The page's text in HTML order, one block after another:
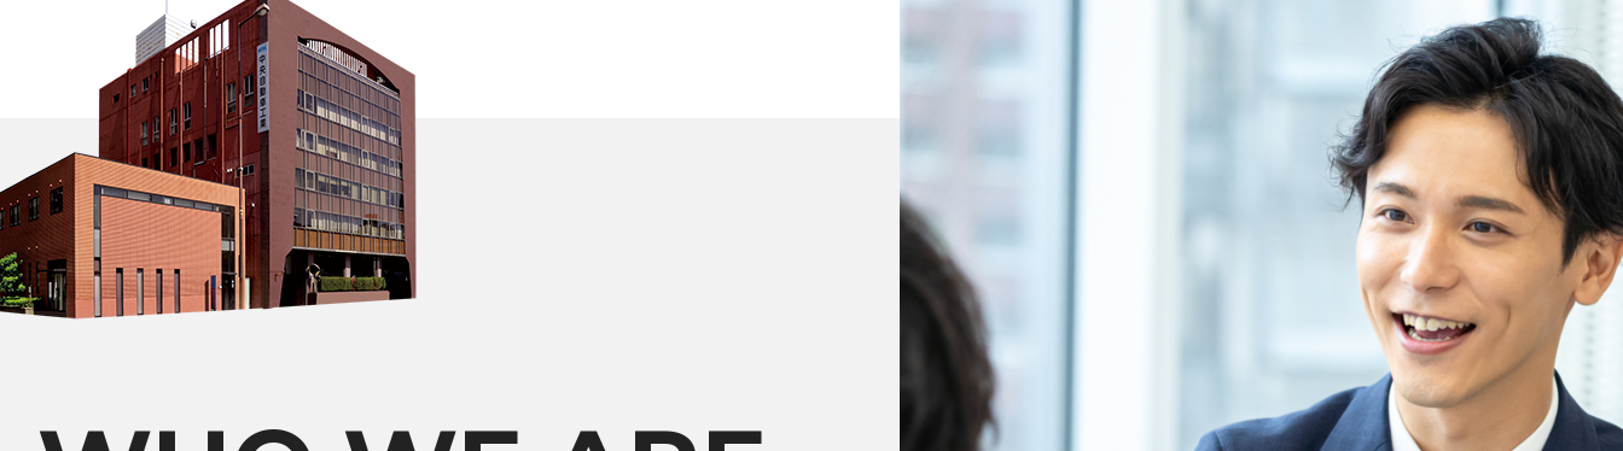
2026年05月01日
2026年03月05日 「中央自動車工業 人権方針」の制定に関するお知らせ
東京オートサロン2026出展のご案内
2026年08月05日
2026年07月10日 譲渡制限付株式報酬としての自己株式の処分に関するお知らせ （85KB）
コーポレート・ガバナンスに関する報告書 2026/07/01 （173KB）